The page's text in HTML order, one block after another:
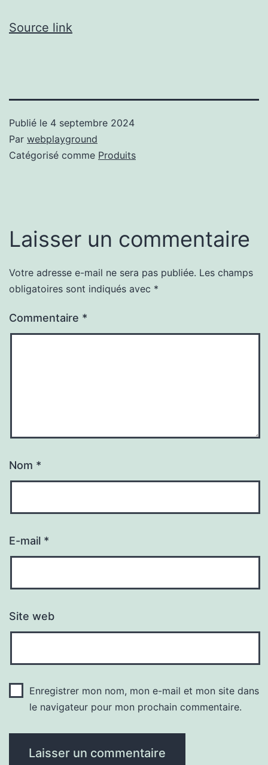
Source link
Publié le 4 septembre 2024
Par webplayground
Catégorisé comme Produits
Laisser un commentaire
Votre adresse e-mail ne sera pas publiée. Les champs
obligatoires sont indiqués avec *
Commentaire *
Nom *
E-mail *
Site web
Enregistrer mon nom, mon e-mail et mon site dans
le navigateur pour mon prochain commentaire.